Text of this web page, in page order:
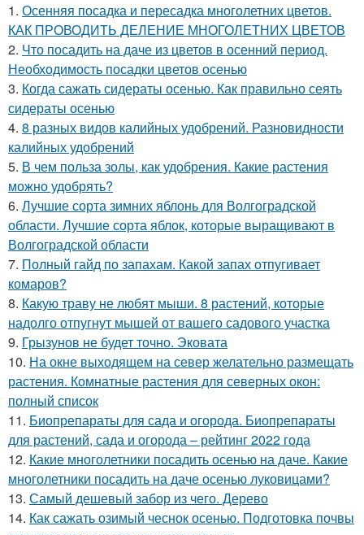
1. Осенняя посадка и пересадка многолетних цветов.
КАК ПРОВОДИТЬ ДЕЛЕНИЕ МНОГОЛЕТНИХ ЦВЕТОВ
2. Что посадить на даче из цветов в осенний период.
Необходимость посадки цветов осенью
3. Когда сажать сидераты осенью. Как правильно сеять
сидераты осенью
4. 8 разных видов калийных удобрений. Разновидности
калийных удобрений
5. В чем польза золы, как удобрения. Какие растения
можно удобрять?
6. Лучшие сорта зимних яблонь для Волгоградской
области. Лучшие сорта яблок, которые выращивают в
Волгоградской области
7. Полный гайд по запахам. Какой запах отпугивает
комаров?
8. Какую траву не любят мыши. 8 растений, которые
надолго отпугнут мышей от вашего садового участка
9. Грызунов не будет точно. Эковата
10. На окне выходящем на север желательно размещать
растения. Комнатные растения для северных окон:
полный список
11. Биопрепараты для сада и огорода. Биопрепараты
для растений, сада и огорода – рейтинг 2022 года
12. Какие многолетники посадить осенью на даче. Какие
многолетники посадить на даче осенью луковицами?
13. Самый дешевый забор из чего. Дерево
14. Как сажать озимый чеснок осенью. Подготовка почвы